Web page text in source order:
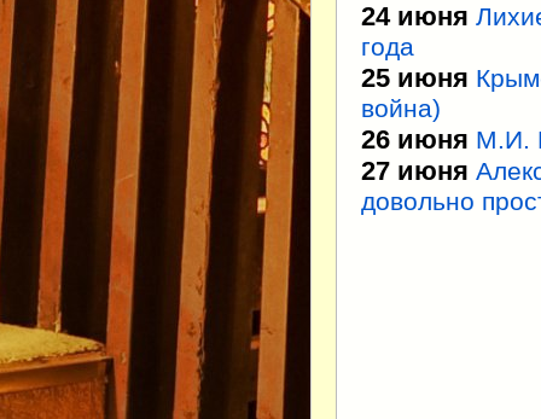
24 июня
года
25 июня
война)
26 июня М.И.
27 июня
довольно